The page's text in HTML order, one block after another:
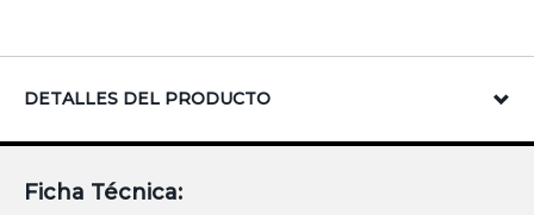
DETALLES DEL PRODUCTO
Ficha Técnica: